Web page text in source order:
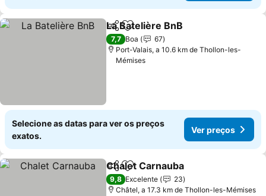
PartilharAdicionar aos favoritos
La Batelière BnB
7,7 Boa
67
Port-Valais, a 10.6 km de Thollon-les-
Mémises
Selecione as datas para ver os preços
exatos.
Ver preços
PartilharAdicionar aos favoritos
Chalet Carnauba
9,8 Excelente
23
Châtel, a 17.3 km de Thollon-les-Mémises